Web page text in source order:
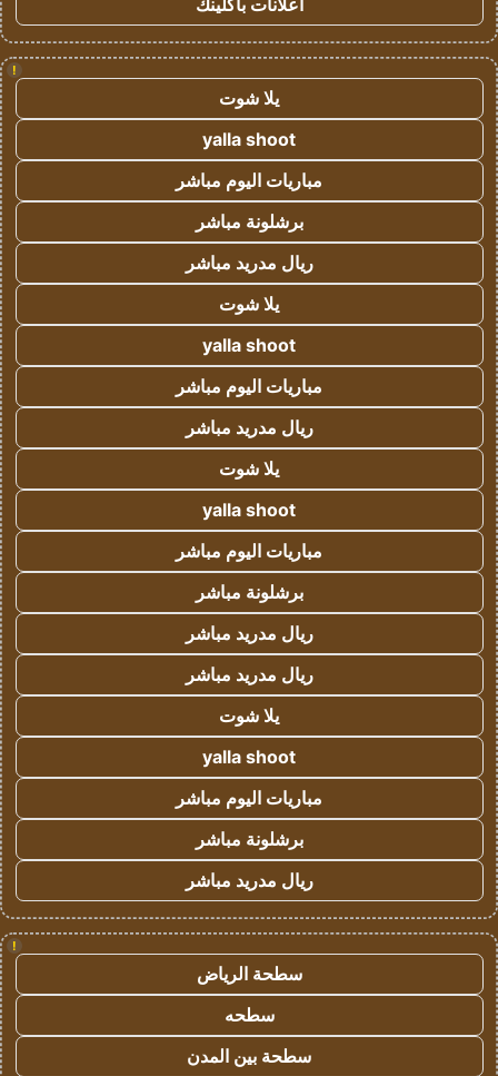
اعلانات باكلينك
!
يلا شوت
yalla shoot
مباريات اليوم مباشر
برشلونة مباشر
ريال مدريد مباشر
يلا شوت
yalla shoot
مباريات اليوم مباشر
ريال مدريد مباشر
يلا شوت
yalla shoot
مباريات اليوم مباشر
برشلونة مباشر
ريال مدريد مباشر
ريال مدريد مباشر
يلا شوت
yalla shoot
مباريات اليوم مباشر
برشلونة مباشر
ريال مدريد مباشر
!
سطحة الرياض
سطحه
سطحة بين المدن